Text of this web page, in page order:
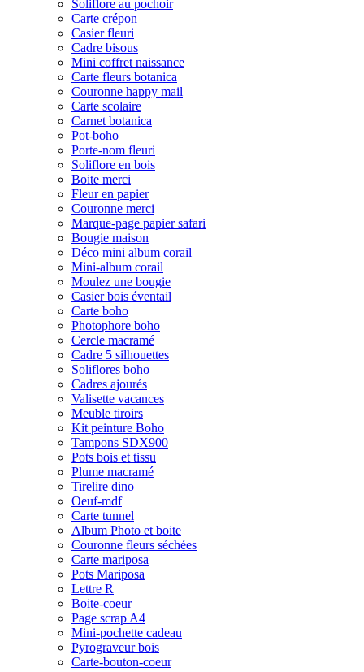
Soliflore au pochoir
Carte crépon
Casier fleuri
Cadre bisous
Mini coffret naissance
Carte fleurs botanica
Couronne happy mail
Carte scolaire
Carnet botanica
Pot-boho
Porte-nom fleuri
Soliflore en bois
Boite merci
Fleur en papier
Couronne merci
Marque-page papier safari
Bougie maison
Déco mini album corail
Mini-album corail
Moulez une bougie
Casier bois éventail
Carte boho
Photophore boho
Cercle macramé
Cadre 5 silhouettes
Soliflores boho
Cadres ajourés
Valisette vacances
Meuble tiroirs
Kit peinture Boho
Tampons SDX900
Pots bois et tissu
Plume macramé
Tirelire dino
Oeuf-mdf
Carte tunnel
Album Photo et boite
Couronne fleurs séchées
Carte mariposa
Pots Mariposa
Lettre R
Boite-coeur
Page scrap A4
Mini-pochette cadeau
Pyrograveur bois
Carte-bouton-coeur